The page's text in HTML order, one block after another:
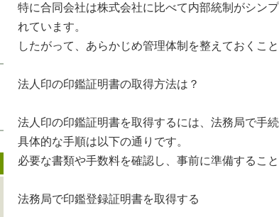
特に合同会社は株式会社に比べて内部統制がシン
れています。
したがって、あらかじめ管理体制を整えておくこと
法人印の印鑑証明書の取得方法は？
法人印の印鑑証明書を取得するには、法務局で手
具体的な手順は以下の通りです。
必要な書類や手数料を確認し、事前に準備するこ
法務局で印鑑登録証明書を取得する